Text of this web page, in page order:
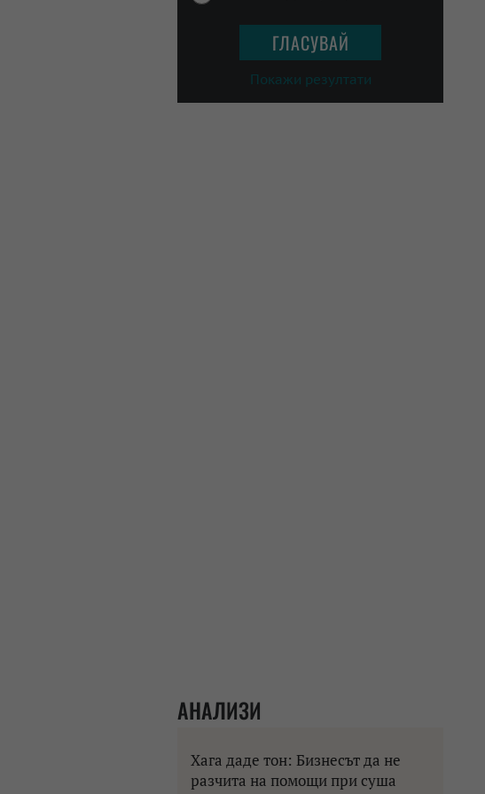
Покажи резултати
АНАЛИЗИ
Хага даде тон: Бизнесът да не
разчита на помощи при суша